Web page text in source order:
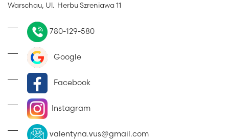
Warschau, Ul. Herbu Szreniawa 11
780-129-580
Google
Facebook
Instagram
valentyna.vus@gmail.com